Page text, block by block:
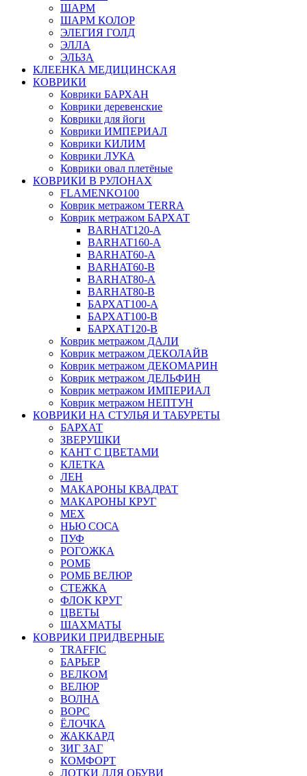
ШАРМ
ШАРМ КОЛОР
ЭЛЕГИЯ ГОЛД
ЭЛЛА
ЭЛЬЗА
КЛЕЕНКА МЕДИЦИНСКАЯ
КОВРИКИ
Коврики БАРХАН
Коврики деревенские
Коврики для йоги
Коврики ИМПЕРИАЛ
Коврики КИЛИМ
Коврики ЛУКА
Коврики овал плетёные
КОВРИКИ В РУЛОНАХ
FLAMENKO100
Коврик метражом TERRA
Коврик метражом БАРХАТ
BARHAT120-A
BARHAT160-A
BARHAT60-A
BARHAT60-B
BARHAT80-A
BARHAT80-B
БАРХАТ100-A
БАРХАТ100-B
БАРХАТ120-B
Коврик метражом ДАЛИ
Коврик метражом ДЕКОЛАЙВ
Коврик метражом ДЕКОМАРИН
Коврик метражом ДЕЛЬФИН
Коврик метражом ИМПЕРИАЛ
Коврик метражом НЕПТУН
КОВРИКИ НА СТУЛЬЯ И ТАБУРЕТЫ
БАРХАТ
ЗВЕРУШКИ
КАНТ С ЦВЕТАМИ
КЛЕТКА
ЛЕН
МАКАРОНЫ КВАДРАТ
МАКАРОНЫ КРУГ
МЕХ
НЬЮ СОСА
ПУФ
РОГОЖКА
РОМБ
РОМБ ВЕЛЮР
СТЕЖКА
ФЛОК КРУГ
ЦВЕТЫ
ШАХМАТЫ
КОВРИКИ ПРИДВЕРНЫЕ
TRAFFIC
БАРЬЕР
ВЕЛКОМ
ВЕЛЮР
ВОЛНА
ВОРС
ЁЛОЧКА
ЖАККАРД
ЗИГ ЗАГ
КОМФОРТ
ЛОТКИ ДЛЯ ОБУВИ